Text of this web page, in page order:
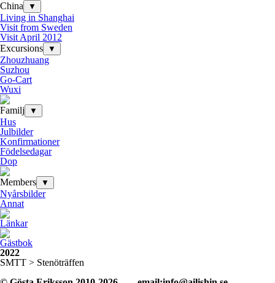
China
▼
Living in Shanghai
Visit from Sweden
Visit April 2012
Excursions
▼
Zhouzhuang
Suzhou
Go-Cart
Wuxi
Familj
▼
Hus
Julbilder
Konfirmationer
Födelsedagar
Dop
Members
▼
Nyårsbilder
Annat
Länkar
Gästbok
2022
SMTT > Stenöträffen